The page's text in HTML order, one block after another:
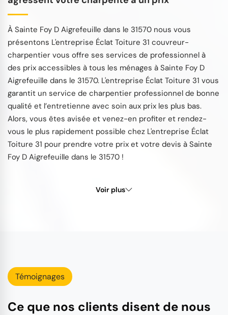
À Sainte Foy D Aigrefeuille dans le 31570 nous vous
présentons L'entreprise Éclat Toiture 31 couvreur-
charpentier vous offre ses services de professionnel à
des prix accessibles à tous les ménages à Sainte Foy D
Aigrefeuille dans le 31570. L'entreprise Éclat Toiture 31 vous
garantit un service de charpentier professionnel de bonne
qualité et l’entretienne avec soin aux prix les plus bas.
Alors, vous êtes avisée et venez-en profiter et rendez-
vous le plus rapidement possible chez L'entreprise Éclat
Toiture 31 pour prendre votre prix et votre devis à Sainte
Foy D Aigrefeuille dans le 31570 !
Voir plus
Témoignages
Ce que nos clients disent de nous